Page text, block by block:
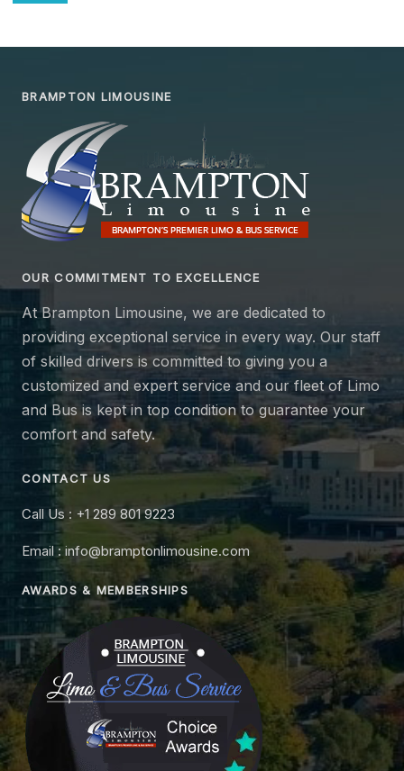
BRAMPTON LIMOUSINE
OUR COMMITMENT TO EXCELLENCE
At Brampton Limousine, we are dedicated to
providing exceptional service in every way. Our staff
of skilled drivers is committed to giving you a
customized and expert service and our fleet of Limo
and Bus is kept in top condition to guarantee your
comfort and safety.
CONTACT US
Call Us : +1 289 801 9223
Email : info@bramptonlimousine.com
AWARDS & MEMBERSHIPS